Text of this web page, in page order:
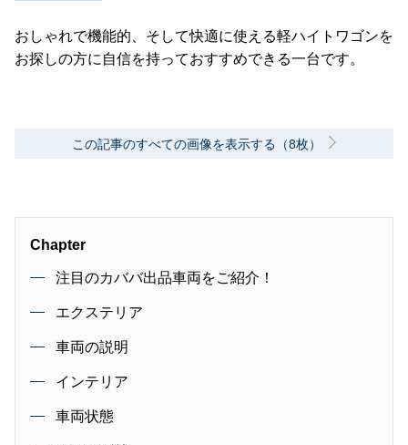
おしゃれで機能的、そして快適に使える軽ハイトワゴンを
お探しの方に自信を持っておすすめできる一台です。
この記事のすべての画像を表示する（8枚）
Chapter
注目のカババ出品車両をご紹介！
エクステリア
車両の説明
インテリア
車両状態